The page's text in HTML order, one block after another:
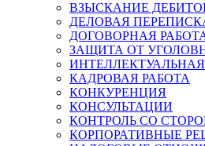
ВЗЫСКАНИЕ
ДЕЛОВАЯ
ДОГОВОРНАЯ
ЗАЩИТА ОТ
КАДРОВАЯ РАБОТА
КОНКУРЕНЦИЯ
КОНСУЛЬТАЦИИ
КОНТРОЛЬ СО
КОРПОРАТИВНЫЕ